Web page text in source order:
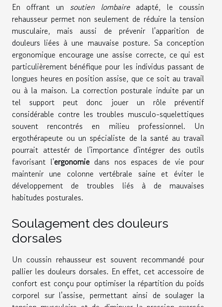
En offrant un soutien lombaireadapté, le coussin
rehausseur permet non seulement de réduire la tension
musculaire, mais aussi de prévenir l'apparition de
douleurs liées à une mauvaise posture. Sa conception
ergonomique encourage une assise correcte, ce qui est
particulièrement bénéfique pour les individus passant de
longues heures en position assise, que ce soit au travail
ou à la maison. La correction posturale induite par un
tel support peut donc jouer un rôle préventif
considérable contre les troubles musculo-squelettiques
souvent rencontrés en milieu professionnel. Un
ergothérapeute ou un spécialiste de la santé au travail
pourrait attestér de l'importance d'intégrer des outils
favorisant l'ergonomiedans nos espaces de vie pour
maintenir une colonne vertébrale saine et éviter le
développement de troubles liés à de mauvaises
habitudes posturales.
Soulagement des douleurs
dorsales
Un coussin rehausseur est souvent recommandé pour
pallier les douleurs dorsales. En effet, cet accessoire de
confort est conçu pour optimiser la répartition du poids
corporel sur l'assise, permettant ainsi de soulager la